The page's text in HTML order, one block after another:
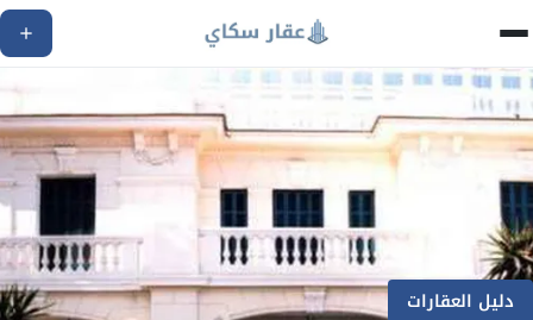
دليل العقارات